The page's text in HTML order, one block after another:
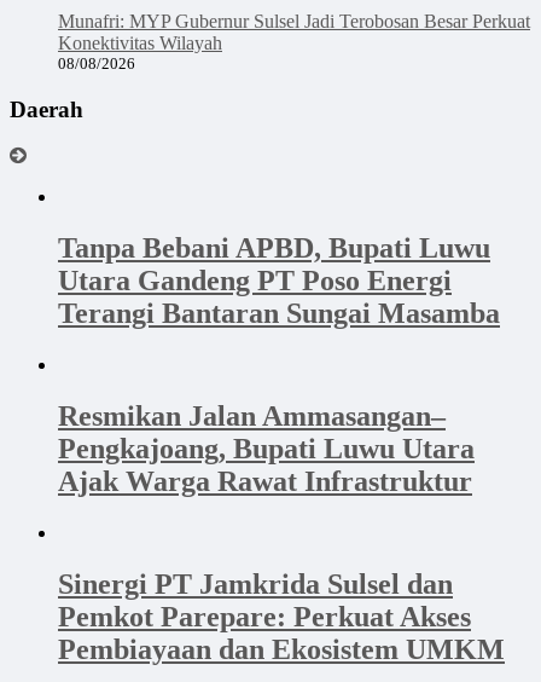
Munafri: MYP Gubernur Sulsel Jadi Terobosan Besar Perkuat
Konektivitas Wilayah
08/08/2026
Daerah
Tanpa Bebani APBD, Bupati Luwu
Utara Gandeng PT Poso Energi
Terangi Bantaran Sungai Masamba
Resmikan Jalan Ammasangan–
Pengkajoang, Bupati Luwu Utara
Ajak Warga Rawat Infrastruktur
Sinergi PT Jamkrida Sulsel dan
Pemkot Parepare: Perkuat Akses
Pembiayaan dan Ekosistem UMKM